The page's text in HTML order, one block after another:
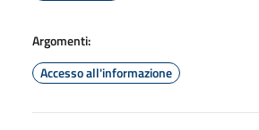
Argomenti:
Accesso all'informazione